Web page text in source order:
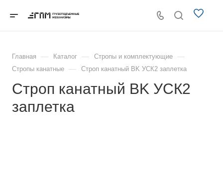
Главная — Каталог — Стропы и комплектующие —
Стропы канатные — Строп канатный BK УСК2 заплетка
Строп канатный BK УСК2
заплетка